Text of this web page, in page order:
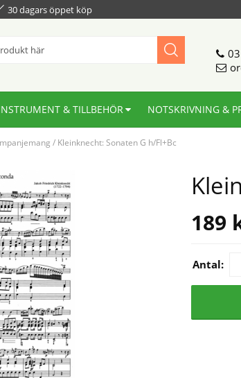
30 dagars öppet köp
& TILLBEHÖR NOTSKRIVNING &
/ Kleinknecht: Sonaten G h/Fl+Bc
189
Antal: